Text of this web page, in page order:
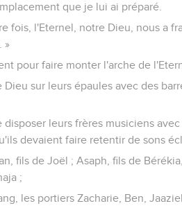
que je lui ai préparé.
fois, l'Eternel, notre Dieu, nous a
»
pour faire monter l'arche de
sur leurs épaules avec des
leurs frères musiciens
devaient faire retentir de sons
fils de Joël ; Asaph, fils de
;
les portiers Zacharie, Ben,